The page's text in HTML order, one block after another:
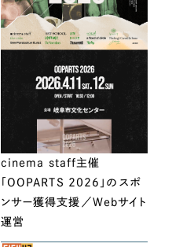
cinema staff主催
「OOPARTS 2026」のスポ
ンサー獲得支援／Webサイト
運営